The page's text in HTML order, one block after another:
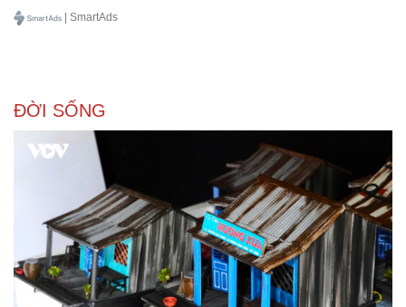
| SmartAds
ĐỜI SỐNG